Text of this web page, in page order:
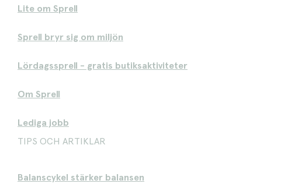
Lite om Sprell
Sprell bryr sig om miljön
Lördagssprell - gratis butiksaktiviteter
Om Sprell
Lediga jobb
TIPS OCH ARTIKLAR
Balanscykel stärker balansen